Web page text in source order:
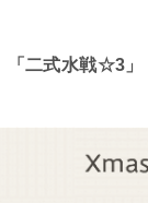
「二式水戦☆3